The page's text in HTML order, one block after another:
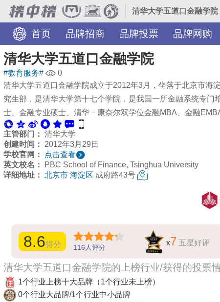
清华大学五道口金融学院
首页 品牌招商 品牌投票 品牌网购
旅游景点
服务网点 装修美图
清华大学五道口金融学院
#教育服务#
0
清华大学五道口金融学院成立于2012年3月，坐落于北京市海
究生部，是清华大学第十七个学院，是我国一所金融系统专
士、金融专业硕士、清华－康奈尔双学位金融MBA、金融
主管部门： 清华大学
创建时间：
2012年3月29日
学校官网：
点击查看
英文校名：
PBC School of Finance, Tsinghua University
详细地址： 北京市 海淀区 成府路43号
8.6得分 116 人评分
x7 五星好评
清华大学五道口金融学院的上榜行业/获得的投票情
1个行业上榜十大品牌 （1个行业未上榜）
0个行业大品牌/1个行业中小品牌